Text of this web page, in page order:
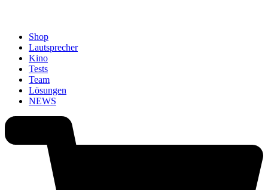
Shop
Lautsprecher
Kino
Tests
Team
Lösungen
NEWS